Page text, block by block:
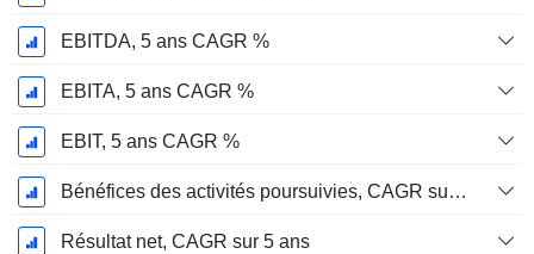
EBITDA, 5 ans CAGR %
EBITA, 5 ans CAGR %
EBIT, 5 ans CAGR %
Bénéfices des activités poursuivies, CAGR sur 5 ans
Résultat net, CAGR sur 5 ans